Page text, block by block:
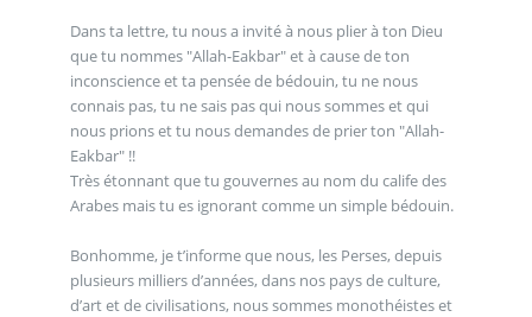
Dans ta lettre, tu nous a invité à nous plier à ton Dieu
que tu nommes "Allah-Eakbar" et à cause de ton
inconscience et ta pensée de bédouin, tu ne nous
connais pas, tu ne sais pas qui nous sommes et qui
nous prions et tu nous demandes de prier ton "Allah-
Eakbar" !!
Très étonnant que tu gouvernes au nom du calife des
Arabes mais tu es ignorant comme un simple bédouin.
Bonhomme, je t’informe que nous, les Perses, depuis
plusieurs milliers d’années, dans nos pays de culture,
d’art et de civilisations, nous sommes monothéistes et